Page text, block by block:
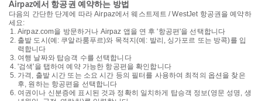
Airpaz에서 항공권 예약하는 방법
다음의 간단한 단계에 따라 Airpaz에서 웨스트제트 / WestJet 항공권을 예약하
세요:
Airpaz.com을 방문하거나 Airpaz 앱을 연 후 '항공편'을 선택합니다
출발 도시(예: 쿠알라룸푸르)와 목적지(예: 발리, 싱가포르 또는 방콕)를 입
력합니다
여행 날짜와 탑승객 수를 선택합니다
'검색'을 탭하여 예약 가능한 항공편을 확인합니다
가격, 출발 시간 또는 소요 시간 등의 필터를 사용하여 최적의 옵션을 찾은
후, 원하는 항공편을 선택합니다
여권이나 신분증에 표시된 것과 정확히 일치하게 탑승객 정보(영문 성명, 생